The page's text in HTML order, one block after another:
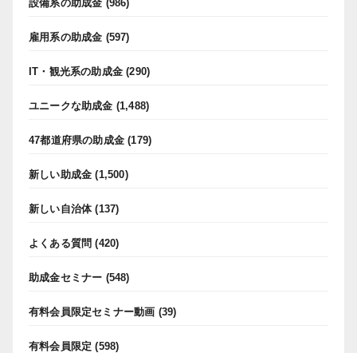
設備系の助成金 (986)
雇用系の助成金 (597)
IT・観光系の助成金 (290)
ユニークな助成金 (1,488)
47都道府県の助成金 (179)
新しい助成金 (1,500)
新しい自治体(137)
よくある質問 (420)
助成金セミナー (548)
有料会員限定セミナー動画 (39)
有料会員限定 (598)